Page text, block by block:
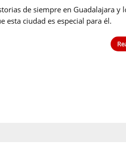
de siempre en Guadalajara y
esta ciudad es especial para él.